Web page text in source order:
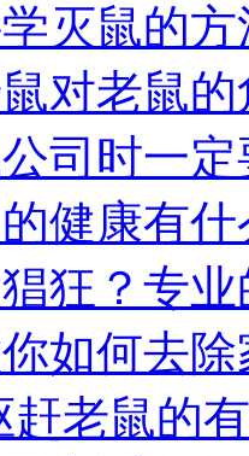
灭鼠的方
对老鼠
司时一
健康有
狂？专
如何去
赶老鼠的